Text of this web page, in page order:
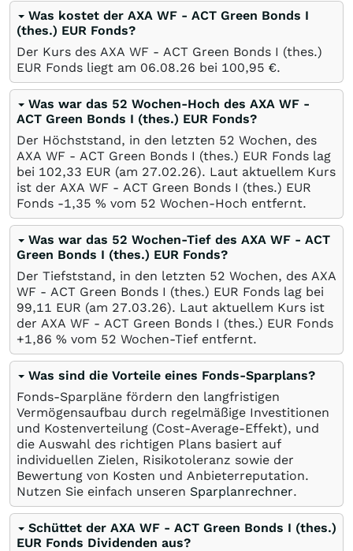
Was kostet der AXA WF - ACT Green Bonds I
(thes.) EUR Fonds?
Der Kurs des AXA WF - ACT Green Bonds I (thes.)
EUR Fonds liegt am 06.08.26 bei 100,95 €.
Was war das 52 Wochen-Hoch des AXA WF -
ACT Green Bonds I (thes.) EUR Fonds?
Der Höchststand, in den letzten 52 Wochen, des
AXA WF - ACT Green Bonds I (thes.) EUR Fonds lag
bei 102,33 EUR (am 27.02.26). Laut aktuellem Kurs
ist der AXA WF - ACT Green Bonds I (thes.) EUR
Fonds -1,35 % vom 52 Wochen-Hoch entfernt.
Was war das 52 Wochen-Tief des AXA WF - ACT
Green Bonds I (thes.) EUR Fonds?
Der Tiefststand, in den letzten 52 Wochen, des AXA
WF - ACT Green Bonds I (thes.) EUR Fonds lag bei
99,11 EUR (am 27.03.26). Laut aktuellem Kurs ist
der AXA WF - ACT Green Bonds I (thes.) EUR Fonds
+1,86 % vom 52 Wochen-Tief entfernt.
Was sind die Vorteile eines Fonds-Sparplans?
Fonds-Sparpläne fördern den langfristigen
Vermögensaufbau durch regelmäßige Investitionen
und Kostenverteilung (Cost-Average-Effekt), und
die Auswahl des richtigen Plans basiert auf
individuellen Zielen, Risikotoleranz sowie der
Bewertung von Kosten und Anbieterreputation.
Nutzen Sie einfach unseren Sparplanrechner.
Schüttet der AXA WF - ACT Green Bonds I (thes.)
EUR Fonds Dividenden aus?